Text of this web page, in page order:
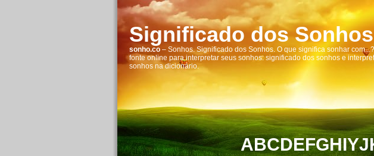
Significado dos Sonhos
sonho.co – Sonhos. Significado dos Sonhos. O que significa sonhar
fonte online para interpretar seus sonhos: significado dos sonhos e
sonhos na dicionário.
ABCDEFGHIYJ